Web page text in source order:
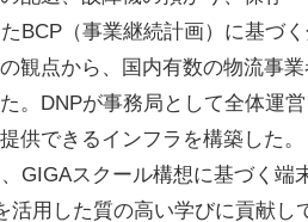
（事業継続計画）に基づく
観点から、国内有数の物流事
。DNPが事務局として全体運
供できるインフラを構築した。
GIGAスクール構想に基づく端
用した質の高い学びに貢献し